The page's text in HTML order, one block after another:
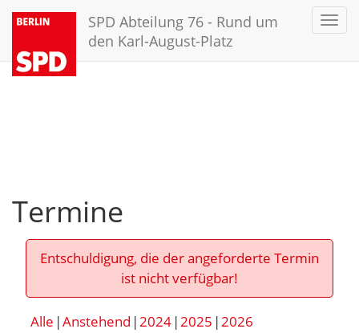
SPD Abteilung 76 - Rund um
den Karl-August-Platz
Termine
Entschuldigung, die der angeforderte Termin
ist nicht verfügbar!
Alle Anstehend 2024 2025 2026